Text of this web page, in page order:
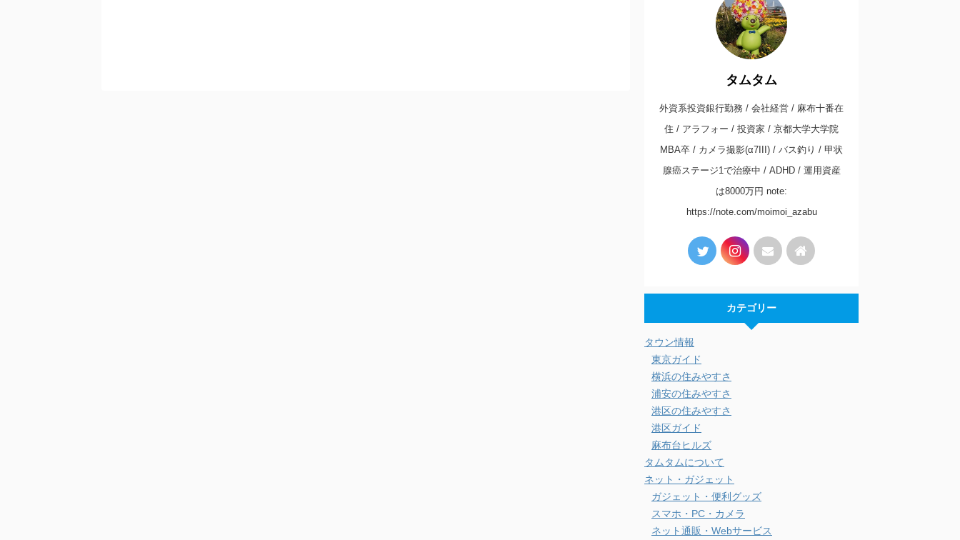
タムタム
外資系投資銀行勤務 / 会社経営 / 麻布十番在
住 / アラフォー / 投資家 / 京都大学大学院
MBA卒 / カメラ撮影(α7III) / バス釣り / 甲状
腺癌ステージ1で治療中 / ADHD / 運用資産
は8000万円 note:
https://note.com/moimoi_azabu
カテゴリー
タウン情報
東京ガイド
横浜の住みやすさ
浦安の住みやすさ
港区の住みやすさ
港区ガイド
麻布台ヒルズ
タムタムについて
ネット・ガジェット
ガジェット・便利グッズ
スマホ・PC・カメラ
ネット通販・Webサービス